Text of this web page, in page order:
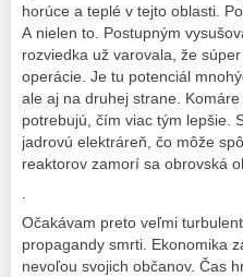
horúce a teplé v tejto oblasti.
A nielen to. Postupným
rozviedka už varovala, že
operácie. Je tu potenciál
ale aj na druhej strane.
potrebujú, čím viac tým lepšie.
jadrovú elektráreň, čo môže
reaktorov zamorí sa obrovská
Očakávam preto veľmi
propagandy smrti. Ekonomika
nevoľou svojich občanov. Čas